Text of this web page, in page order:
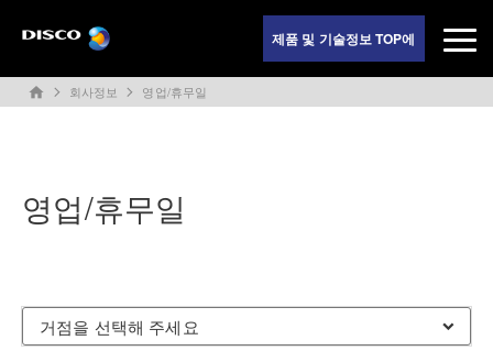
제품 및 기술정보 TOP에
home 회사정보 영업/휴무일
영업/휴무일